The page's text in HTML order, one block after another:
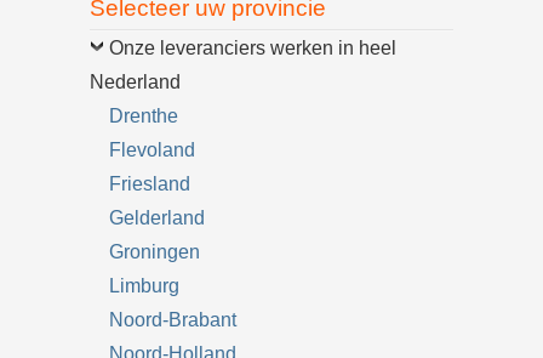
Selecteer uw provincie
Onze leveranciers werken in heel
Nederland
Drenthe
Flevoland
Friesland
Gelderland
Groningen
Limburg
Noord-Brabant